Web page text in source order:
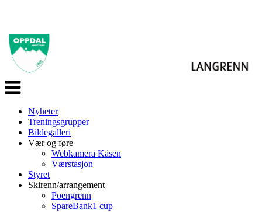
Veksle
navigasjon
Nyheter
Treningsgrupper
Bildegalleri
Vær og føre
Webkamera Kåsen
Værstasjon
Styret
Skirenn/arrangement
Poengrenn
SpareBank1 cup